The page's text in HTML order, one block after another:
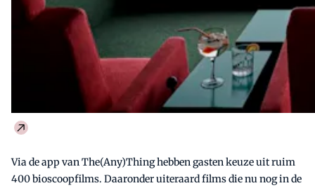
Via de app van The(Any)Thing hebben gasten keuze uit ruim
400 bioscoopfilms. Daaronder uiteraard films die nu nog in de